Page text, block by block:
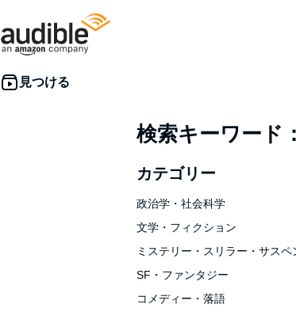
検索キーワード
カテゴリー
政治学・社会科学
文学・フィクション
ミステリー・スリラー・サスペ
SF・ファンタジー
コメディー・落語